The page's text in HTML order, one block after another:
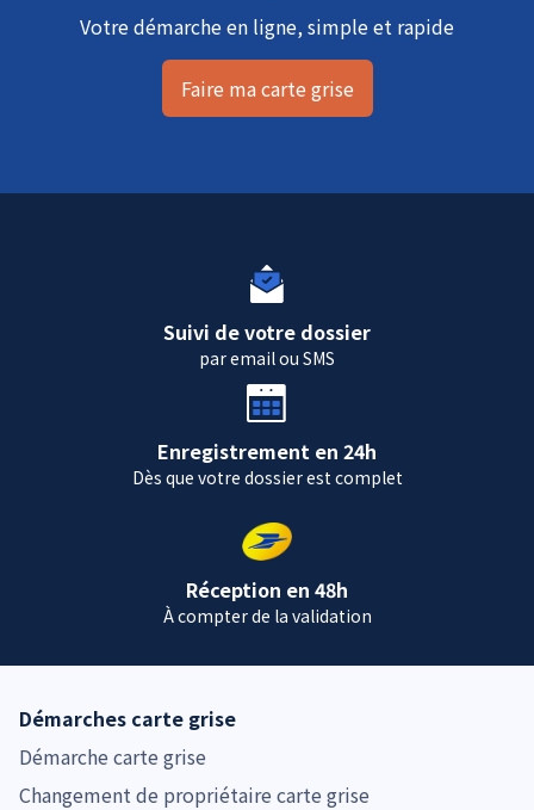
Votre démarche en ligne, simple et rapide
Faire ma carte grise
Suivi de votre dossier
par email ou SMS
Enregistrement en 24h
Dès que votre dossier est complet
Réception en 48h
À compter de la validation
Démarches carte grise
Démarche carte grise
Changement de propriétaire carte grise